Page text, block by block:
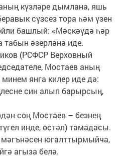
күзләре дымлана, яшь
сүзсез тора һәм үзен
башлый: «Мәскәүдә һәр
табын әзерләнә иде.
(РСФСР Верховный
Мостаев аның
янга килер иде дә:
син алып барырсың,
соң Мостаев – безнең
инде, өстәл) тамадасы.
мәгънәсен югалттырмыйча,
агыза белә.